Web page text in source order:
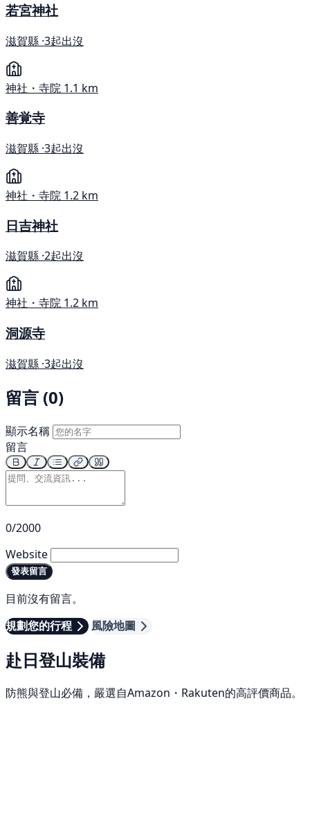
若宮神社
滋賀縣 ·3起出沒
神社・寺院 1.1 km
善覚寺
滋賀縣 ·3起出沒
神社・寺院 1.2 km
日吉神社
滋賀縣 ·2起出沒
神社・寺院 1.2 km
洞源寺
滋賀縣 ·3起出沒
留言 (0)
顯示名稱
留言
0/2000
Website
發表留言
目前沒有留言。
規劃您的行程
風險地圖
赴日登山裝備
防熊與登山必備，嚴選自Amazon・Rakuten的高評價商品。